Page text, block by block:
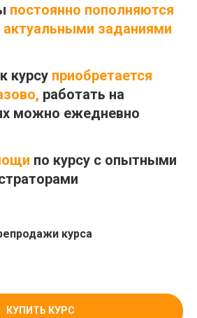
постоянно пополняются
заданиями
курсу приобретается
работать на
можно ежедневно
по курсу с опытными
курса
КУПИТЬ КУРС